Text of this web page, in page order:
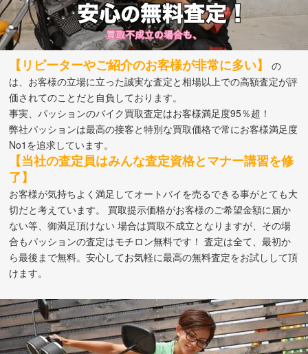
【リピーターやご紹介のお客様が非常に多い】
の
は、お客様の立場に立った誠実な査定と相場以上での高額査定が評
価されてのことだと自負しております。
事実、パッションのバイク買取査定はお客様満足度95％超！
弊社パッションは最高の接客と特別な買取価格で常にお客様満足度
No1を追求しています。
【当社の査定員はみんな査定資格とマナー講習を修
了】
お客様が気持ちよく満足してオートバイを売るできる事がとても大
切だと考えています。 買取提示価格がお客様のご希望金額に届か
ない等、御満足頂けない 場合は買取不成立となりますが、その場
合もパッションの査定はモチロン無料です！ 査定は全て、最初か
ら最後まで無料。安心してお気軽に最高の無料査定をお試しして頂
けます。